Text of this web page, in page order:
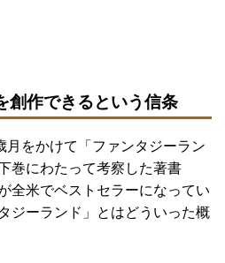
創作できるという信条
をかけて「ファンタジーラン
巻にわたって考察した著書
全米でベストセラーになってい
ジーランド」とはどういった概